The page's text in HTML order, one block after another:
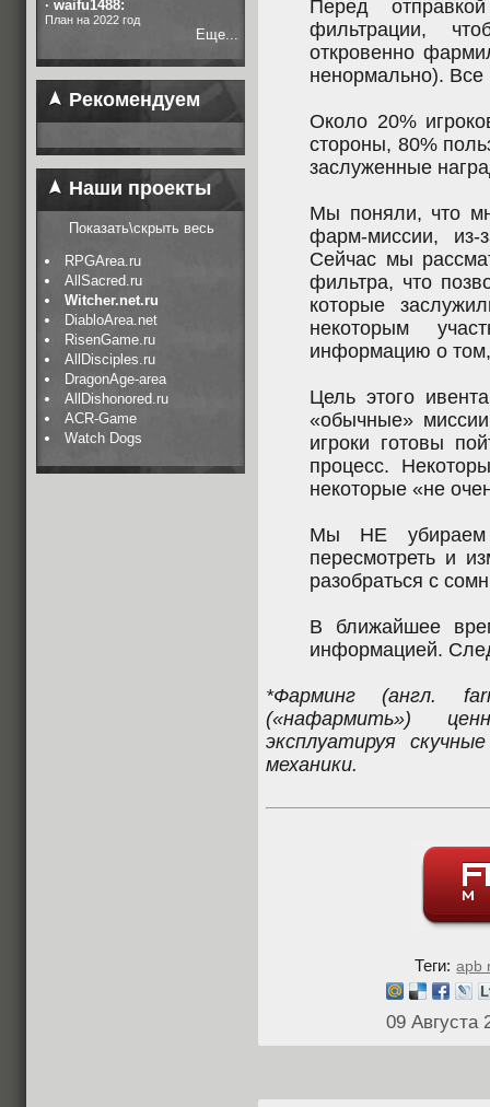
· waifu1488:
План на 2022 год
Еще...
Рекомендуем
Наши проекты
Показать\скрыть весь
RPGArea.ru
AllSacred.ru
Witcher.net.ru
DiabloArea.net
RisenGame.ru
AllDisciples.ru
DragonAge-area
AllDishonored.ru
ACR-Game
Watch Dogs
Перед
фильтрации,
откровенно
ненормально). Все
Около 20%
стороны, 80%
заслуженные
Мы поняли, что
фарм-миссии, из-
Сейчас мы
фильтра, что
которые
некоторым
информацию о
Цель этого
«обычные»
игроки готовы
процесс.
некоторые «не
Мы НЕ убираем
пересмотреть и
разобраться с
В ближайшее
информацией.
*Фарминг (англ.
(«нафармить»)
эксплуатируя
механики.
Теги: apb
09